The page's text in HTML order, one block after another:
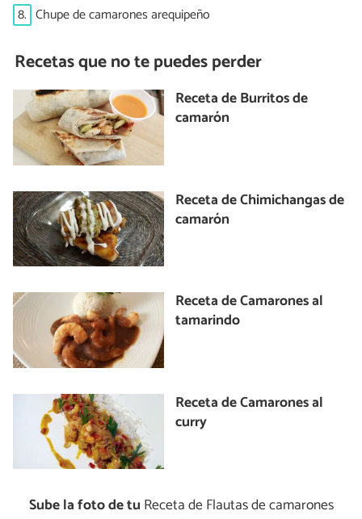
8. Chupe de camarones arequipeño
Recetas que no te puedes perder
Receta de Burritos de
camarón
Receta de Chimichangas de
camarón
Receta de Camarones al
tamarindo
Receta de Camarones al
curry
Sube la foto de tu Receta de Flautas de camarones